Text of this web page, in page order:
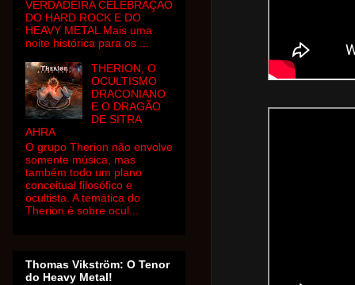
VERDADEIRA CELEBRAÇÃO
DO HARD ROCK E DO
HEAVY METAL Mais uma
noite histórica para os ...
THERION, O
OCULTISMO
DRACONIANO
E O DRAGÃO
DE SITRA
AHRA
O grupo Therion não envolve
somente música, mas
também todo um plano
conceitual filosófico e
ocultista. A temática do
Therion é sobre ocul...
Thomas Vikström: O Tenor
do Heavy Metal!